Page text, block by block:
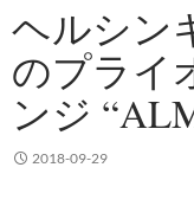
ヘルシン
のプライ
ンジ
2018-09-29